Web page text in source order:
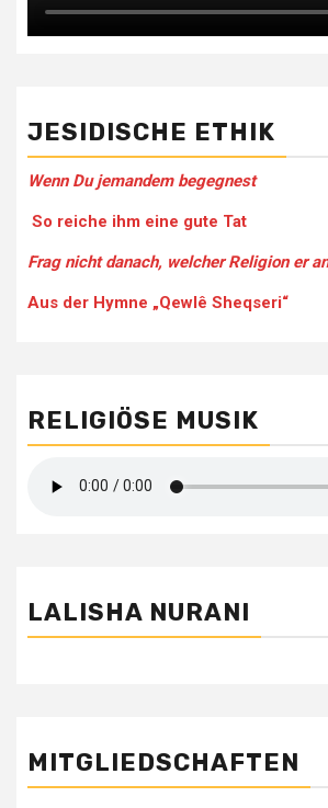
JESIDISCHE ETHIK
Wenn Du jemandem be­gegnest
So reiche ihm eine gute Tat
Frag nicht danach, welcher Religion er
Aus der Hymne „Qewlê Sheqseri“
RELIGIÖSE MUSIK
LALISHA NURANI
MITGLIEDSCHAFTEN